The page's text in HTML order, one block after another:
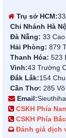
Trụ sở HCM:
Chi Nhánh Hà
Đà Nẵng: 33
Hải Phòng: 879
Thanh Hóa: 523
Vinh:43 Trường
Đắk Lắk:154
Cần Thơ: 285
Email:
CSKH Phía
CSKH Phía
Đánh giá dịch